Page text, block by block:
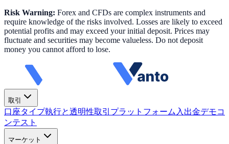
Risk Warning: Forex and CFDs are complex instruments and
require knowledge of the risks involved. Losses are likely to exceed
potential profits and may exceed your initial deposit. Prices may
fluctuate and securities may become valueless. Do not deposit
money you cannot afford to lose.
取引
口座タイプ執行と透明性取引プラットフォーム 入出金デモコ
ンテスト
マーケット